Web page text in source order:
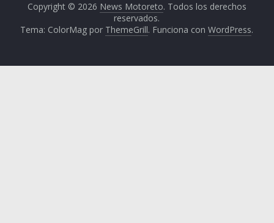
Copyright © 2026 News Motoreto. Todos los derechos
reservados.
Tema: ColorMag por ThemeGrill. Funciona conWordPress.